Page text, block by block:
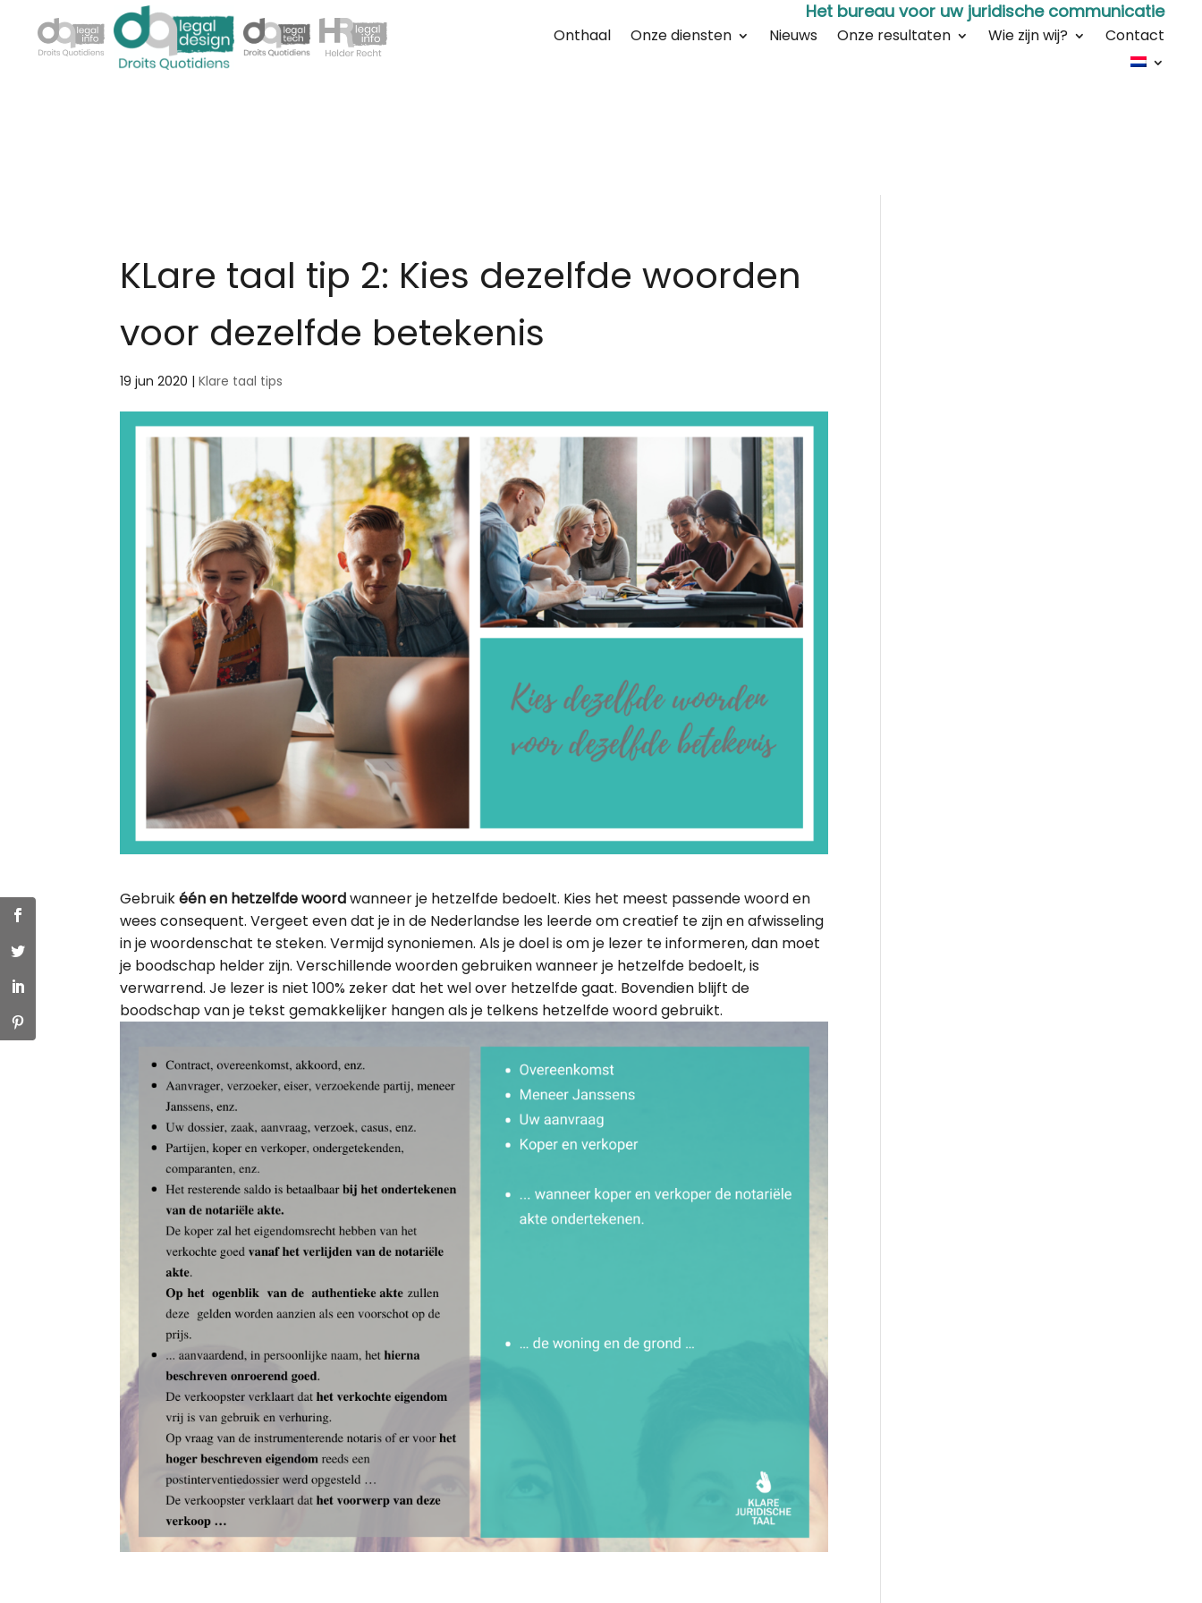
Het bureau voor uw juridische communicatie
Onthaal Onze diensten Nieuws Onze resultaten Wie zijn wij? Contact
KLare taal tip 2: Kies dezelfde woorden
voor dezelfde betekenis
19 jun 2020 |Klare taal tips
Gebruikéén en hetzelfde woordwanneer je hetzelfde bedoelt. Kies het meest passende woord en
wees consequent. Vergeet even dat je in de Nederlandse les leerde om creatief te zijn en afwisseling
in je woordenschat te steken. Vermijd synoniemen. Als je doel is om je lezer te informeren, dan moet
je boodschap helder zijn. Verschillende woorden gebruiken wanneer je hetzelfde bedoelt, is
verwarrend. Je lezer is niet 100% zeker dat het wel over hetzelfde gaat. Bovendien blijft de
boodschap van je tekst gemakkelijker hangen als je telkens hetzelfde woord gebruikt.